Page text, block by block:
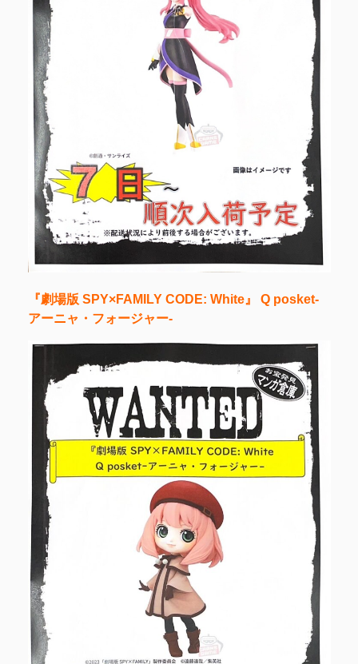
『劇場版 SPY×FAMILY CODE: White』 Q posket-
アーニャ・フォージャー-